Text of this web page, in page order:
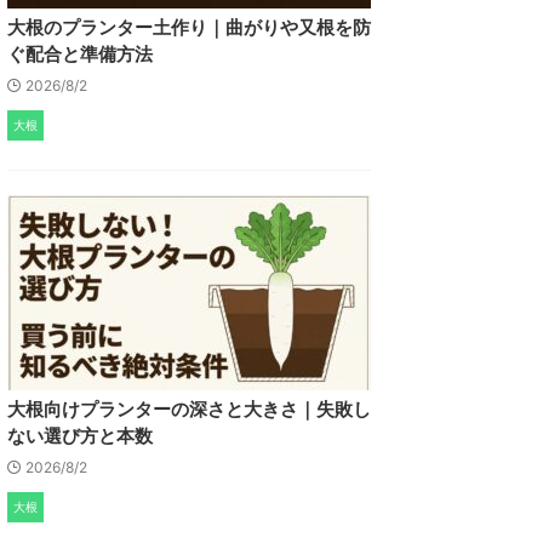
大根のプランター土作り｜曲がりや又根を防
ぐ配合と準備方法
2026/8/2
大根
大根向けプランターの深さと大きさ｜失敗し
ない選び方と本数
2026/8/2
大根